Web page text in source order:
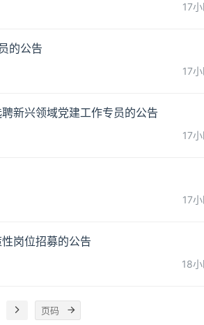
17
的公告
17
新兴领域党建工作专员的公告
17
17
岗位招募的公告
18